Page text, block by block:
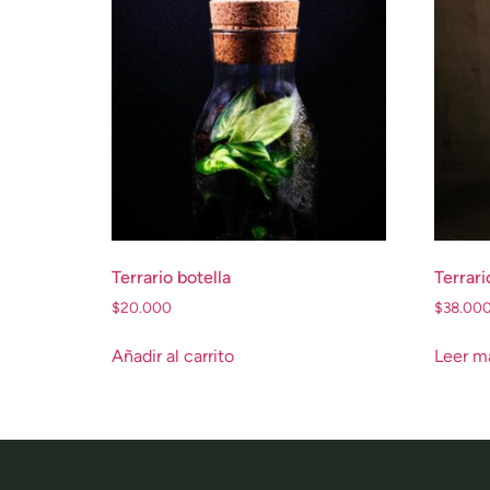
Terrario botella
$20.000
Añadir al carrito
$
Leer